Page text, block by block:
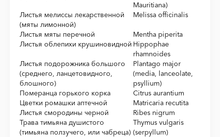
Mauritiana)
Листья мелиссы лекарственной
(мяты лимонной)
Melissa officinalis
Листья мяты перечной
Mentha piperita
Листья облепихи крушиновидной Hippophae
rhamnoides
Листья подорожника большого
(среднего, ланцетовидного,
блошного)
Plantago major
(media, lanceolate,
psyllium)
Померанца горького корка
Citrus aurantium
Цветки ромашки аптечной
Matricaria recutita
Листья смородины черной
Ribes nigrum
Трава тимьяна душистого
(тимьяна ползучего, или чабреца)
Thymus vulgaris
(serpyllum)